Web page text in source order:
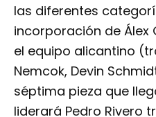
las diferentes
incorporación de Álex
el equipo alicantino
Nemcok, Devin
séptima pieza que
liderará Pedro Rivero